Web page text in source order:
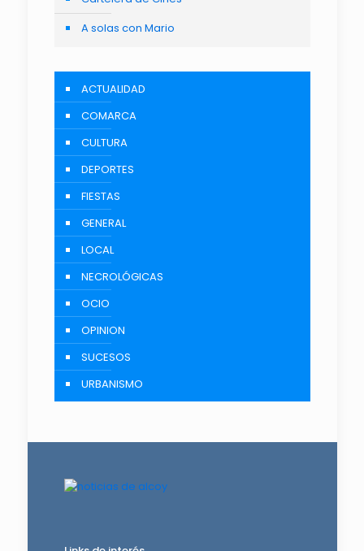
A solas con Mario
ACTUALIDAD
COMARCA
CULTURA
DEPORTES
FIESTAS
GENERAL
LOCAL
NECROLÓGICAS
OCIO
OPINION
SUCESOS
URBANISMO